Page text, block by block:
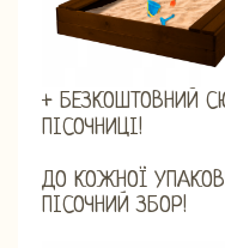
+ БЕЗКОШТОВНИЙ
ПІСОЧНИЦІ!
ДО КОЖНОЇ
ПІСОЧНИЙ ЗБОР!